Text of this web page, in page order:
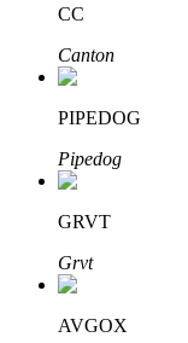
Blocages BTR
Des
CC
Canton
PIPEDOG
Pipedog
GRVT
Grvt
AVGOX